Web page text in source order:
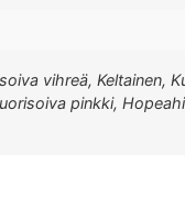
vihreä, Keltainen,
pinkki,